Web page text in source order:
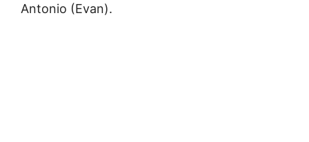
Antonio (Evan).